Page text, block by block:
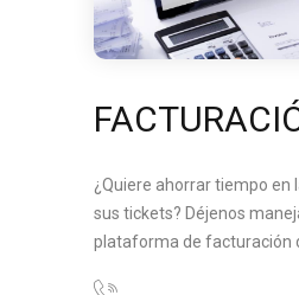
¿Quiere ahorrar tiempo en
sus tickets? Déjenos
plataforma de facturación